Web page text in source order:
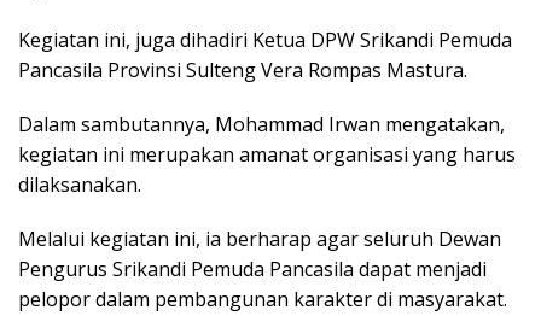
Kegiatan ini, juga dihadiri Ketua DPW Srikandi Pemuda
Pancasila Provinsi Sulteng Vera Rompas Mastura.
Dalam sambutannya, Mohammad Irwan mengatakan,
kegiatan ini merupakan amanat organisasi yang harus
dilaksanakan.
Melalui kegiatan ini, ia berharap agar seluruh Dewan
Pengurus Srikandi Pemuda Pancasila dapat menjadi
pelopor dalam pembangunan karakter di masyarakat.